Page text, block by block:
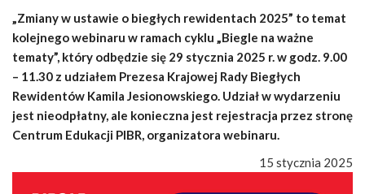
„Zmiany w ustawie o biegłych rewidentach 2025” to temat
kolejnego webinaru w ramach cyklu „Biegle na ważne
tematy”, który odbędzie się 29 stycznia 2025 r. w godz. 9.00
– 11.30 z udziałem Prezesa Krajowej Rady Biegłych
Rewidentów Kamila Jesionowskiego. Udział w wydarzeniu
jest nieodpłatny, ale konieczna jest rejestracja przez stronę
Centrum Edukacji PIBR, organizatora webinaru.
15 stycznia 2025